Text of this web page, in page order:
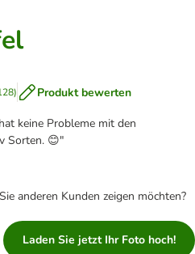
) Produkt bewerten
keine Probleme mit den
Sorten. 😊"
anderen Kunden zeigen möchten?
Laden Sie jetzt Ihr Foto hoch!